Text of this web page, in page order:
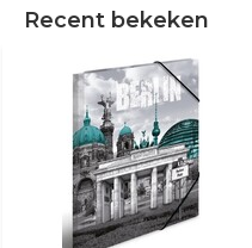
Recent bekeken